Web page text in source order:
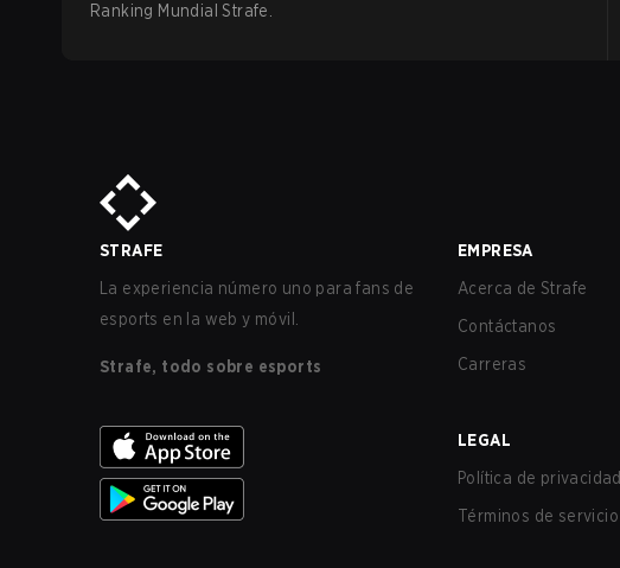
Ranking Mundial Strafe.
STRAFE
La experiencia número uno para fans de
esports en la web y móvil.
Strafe, todo sobre esports
EMPRESA
Acerca de Strafe
Contáctanos
Carreras
LEGAL
Política de privacidad
Términos de servicio